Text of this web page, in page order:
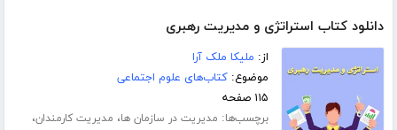
دانلود کتاب استراتژی و مدیریت رهبری
از: ملیکا ملک آرا
موضوع:کتاب‌های علوم اجتماعی
۱۱۵ صفحه
برچسب‌ها: مدیریت در سازمان ها، مدیریت کارمندان،